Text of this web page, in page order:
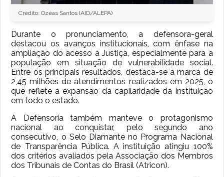
Crédito: Ozéas Santos (AID/ALEPA)
Durante o pronunciamento, a defensora-geral
destacou os avanços institucionais, com ênfase na
ampliação do acesso à Justiça, especialmente para a
população em situação de vulnerabilidade social.
Entre os principais resultados, destaca-se a marca de
2,45 milhões de atendimentos realizados em 2025, o
que reflete a expansão da capilaridade da instituição
em todo o estado.
A Defensoria também manteve o protagonismo
nacional ao conquistar, pelo segundo ano
consecutivo, o Selo Diamante no Programa Nacional
de Transparência Pública. A instituição atingiu 100%
dos critérios avaliados pela Associação dos Membros
dos Tribunais de Contas do Brasil (Atricon).